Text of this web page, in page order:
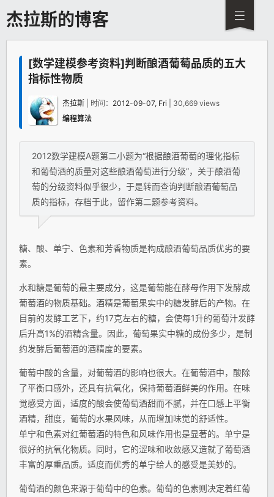
杰拉斯的博客
[数学建模参考资料]判断酿酒葡萄品质的五大
指标性物质
杰拉斯 | 时间： 2012-09-07, Fri | 30,669 views
编程算法
2012数学建模A题第二小题为“根据酿酒葡萄的理化指标
和葡萄酒的质量对这些酿酒葡萄进行分级”，关于酿酒葡
萄的分级资料似乎很少，于是转而查询判断酿酒葡萄品
质的指标，存档于此，留作第二题参考资料。
糖、酸、单宁、色素和芳香物质是构成酿酒葡萄品质优劣的要
素。
水和糖是葡萄的最主要成分，这是葡萄能在酵母作用下发酵成
葡萄酒的物质基础。酒精是葡萄果实中的糖发酵后的产物。在
目前的发酵工艺下，约17克左右的糖，会使每1升的葡萄汁发酵
后升高1%的酒精含量。因此，葡萄果实中糖的成份多少，是制
约发酵后葡萄酒的酒精度的要素。
葡萄中酸的含量，对葡萄酒的影响也很大。在葡萄酒中，酸除
了平衡口感外，还具有抗氧化，保持葡萄酒鲜美的作用。在味
觉感受方面，适度的酸会使葡萄酒甜而不腻，并在口感上平衡
酒精，甜度，葡萄的水果风味，从而增加味觉的舒适性。
单宁和色素对红葡萄酒的特色和风味作用也是显著的。单宁是
很好的抗氧化物质。同时，它的涩味和收敛感又造就了葡萄酒
丰富的厚重品质。适度而优秀的单宁给人的感受是美妙的。
葡萄酒的颜色来源于葡萄中的色素。葡萄的色素则决定着红葡